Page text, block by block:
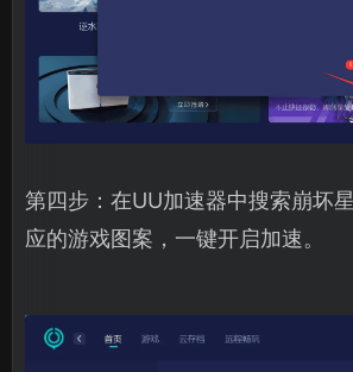
第四步：在UU加速器中搜索崩坏
应的游戏图案，一键开启加速。